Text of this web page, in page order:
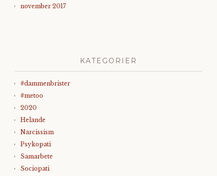
november 2017
KATEGORIER
#dammenbrister
#metoo
2020
Helande
Narcissism
Psykopati
Samarbete
Sociopati